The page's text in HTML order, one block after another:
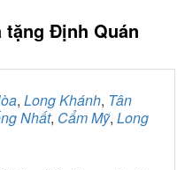
tặng Định Quán
, Long Khánh, Tân
Nhất, Cẩm Mỹ, Long